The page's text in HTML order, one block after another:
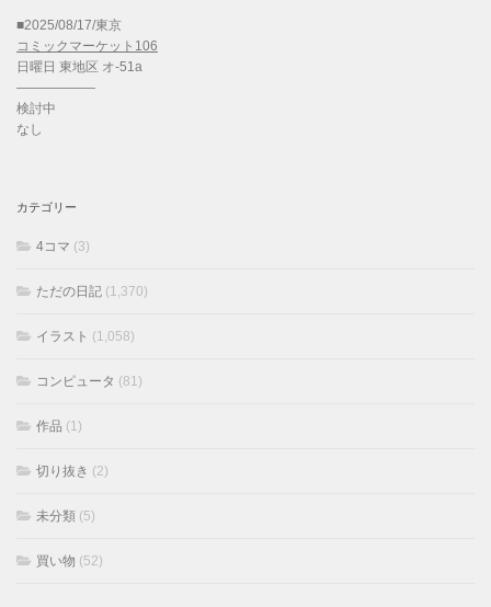
■2025/08/17/東京
コミックマーケット106
日曜日 東地区 オ-51a
——————
検討中
なし
カテゴリー
4コマ (3)
ただの日記 (1,370)
イラスト (1,058)
コンピュータ (81)
作品 (1)
切り抜き (2)
未分類 (5)
買い物 (52)